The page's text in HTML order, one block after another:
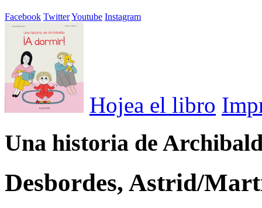
Facebook TwitterYoutube Instagram
Hojea el libro
Una historia de
Desbordes, Astrid/